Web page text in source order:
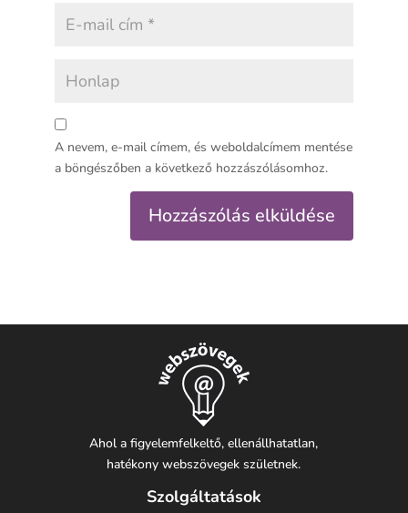
A nevem, e-mail címem, és weboldalcímem mentése
a böngészőben a következő hozzászólásomhoz.
Ahol a figyelemfelkeltő, ellenállhatatlan,
hatékony webszövegek születnek.
Szolgáltatások